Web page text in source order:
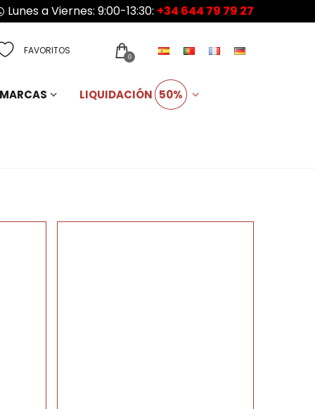
Lunes a Viernes: 9:00-13:30: +34 644 79 79 27
FAVORITOS 0
MARCAS LIQUIDACIÓN 50%